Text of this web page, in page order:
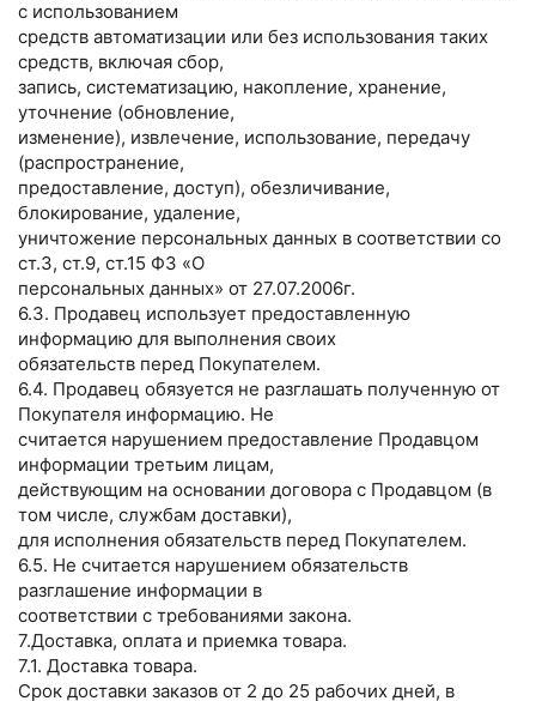
с использованием
средств автоматизации или без использования таких
средств, включая сбор,
запись, систематизацию, накопление, хранение,
уточнение (обновление,
изменение), извлечение, использование, передачу
(распространение,
предоставление, доступ), обезличивание,
блокирование, удаление,
уничтожение персональных данных в соответствии со
ст.3, ст.9, ст.15 ФЗ «О
персональных данных» от 27.07.2006г.
6.3. Продавец использует предоставленную
информацию для выполнения своих
обязательств перед Покупателем.
6.4. Продавец обязуется не разглашать полученную от
Покупателя информацию. Не
считается нарушением предоставление Продавцом
информации третьим лицам,
действующим на основании договора с Продавцом (в
том числе, службам доставки),
для исполнения обязательств перед Покупателем.
6.5. Не считается нарушением обязательств
разглашение информации в
соответствии с требованиями закона.
7.Доставка, оплата и приемка товара.
7.1. Доставка товара.
Срок доставки заказов от 2 до 25 рабочих дней, в